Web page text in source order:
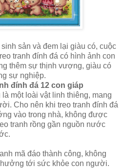
sản và đem lại giàu có, cuộc
tranh đính đá có hình ảnh con
thêm sự thịnh vượng, giàu có
sự nghiệp.
đính đá 12 con giáp
một loài vật linh thiêng, mang
Cho nên khi treo tranh đính đá
vào trong nhà, không được
tranh rồng gần nguồn nước
mã đáo thành công, không
tới sức khỏe con người.